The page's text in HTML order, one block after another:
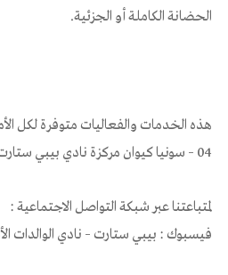
الحضانة الكاملة أو الجزئية.
04 – سونيا كيوان مركزة نادي بيبي ستارت في الوسط العربي
لمتباعتنا عبر شبكة التواصل الاجتماعية :
فيسبوك : بيبي ستارت – نادي الوالدات